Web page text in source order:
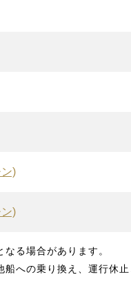
)
)
る場合があります。
への乗り換え、運行休止